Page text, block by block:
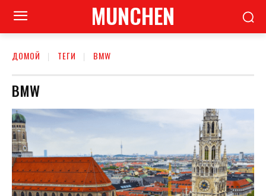
MUNCHEN
ДОМОЙ ТЕГИ BMW
BMW